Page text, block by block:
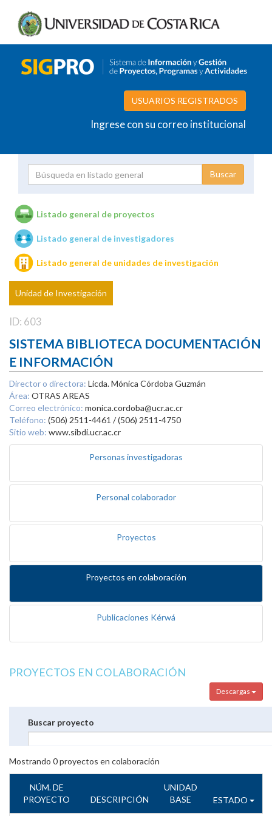
USUARIOS REGISTRADOS
Ingrese con su correo institucional
Unidades de investigación
Listado general de proyectos
Listado general de investigadores
Listado general de unidades de investigación
Unidad de Investigación
ID: 603
SISTEMA BIBLIOTECA DOCUMENTACIÓN
E INFORMACIÓN
Director o directora: Licda. Mónica Córdoba Guzmán
Área: OTRAS AREAS
Correo electrónico: monica.cordoba@ucr.ac.cr
Teléfono: (506) 2511-4461 / (506) 2511-4750
Sitio web: www.sibdi.ucr.ac.cr
Personas investigadoras
Personal colaborador
Proyectos
Proyectos en colaboración
Publicaciones Kérwá
PROYECTOS EN COLABORACIÓN
Descargas
Buscar proyecto
Mostrando 0proyectos en colaboración
NÚM. DE
PROYECTO
DESCRIPCIÓN
UNIDAD
BASE
ESTADO